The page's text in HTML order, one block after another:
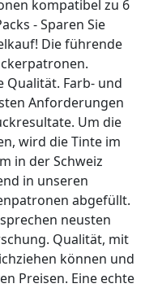
kompatibel zu 6
- Sparen Sie
Die führende
Qualität. Farb- und
Anforderungen
Um die
wird die Tinte im
in der Schweiz
in unseren
abgefüllt.
neusten
Qualität, mit
können und
Preisen. Eine echte